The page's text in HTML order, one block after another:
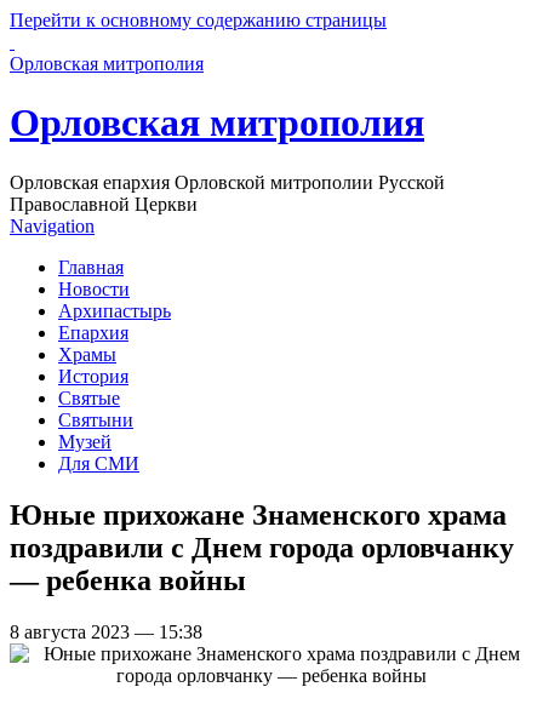
Перейти к основному содержанию страницы
Орловская митрополия
Орловская митрополия
Орловская епархия Орловской митрополии Русской
Православной Церкви
Navigation
Главная
Новости
Архипастырь
Епархия
Храмы
История
Святые
Святыни
Музей
Для СМИ
Юные прихожане Знаменского храма
поздравили с Днем города орловчанку
— ребенка войны
8 августа 2023 — 15:38